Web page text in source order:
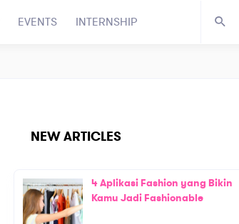
EVENTS INTERNSHIP
NEW ARTICLES
4 Aplikasi Fashion yang Bikin
Kamu Jadi Fashionable